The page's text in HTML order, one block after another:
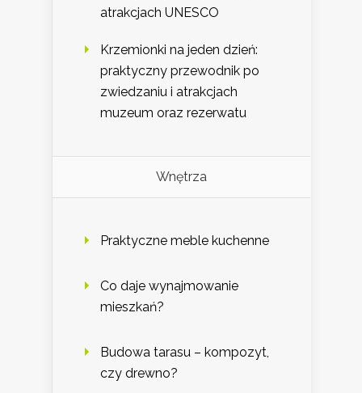
atrakcjach UNESCO
Krzemionki na jeden dzień:
praktyczny przewodnik po
zwiedzaniu i atrakcjach
muzeum oraz rezerwatu
Wnętrza
Praktyczne meble kuchenne
Co daje wynajmowanie
mieszkań?
Budowa tarasu – kompozyt,
czy drewno?